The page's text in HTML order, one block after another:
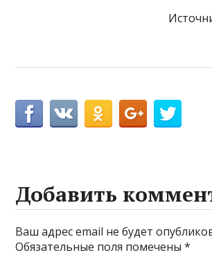
Добавить
Ваш адрес email не будет
Обязательные поля помечены*